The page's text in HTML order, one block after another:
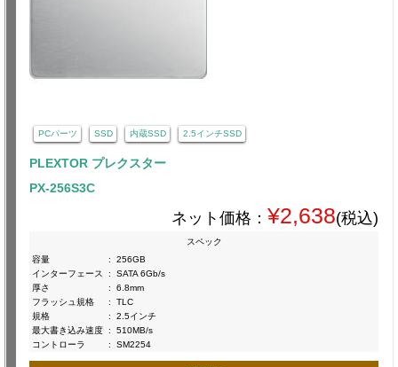
PCパーツ SSD 内蔵SSD 2.5インチSSD
PLEXTOR プレクスター
PX-256S3C
ネット価格： ¥2,638(税込)
スペック
容量
:
256GB
インターフェース
:
SATA 6Gb/s
厚さ
:
6.8mm
フラッシュ規格
:
TLC
規格
:
2.5インチ
最大書き込み速度 :
510MB/s
コントローラ
: SM2254